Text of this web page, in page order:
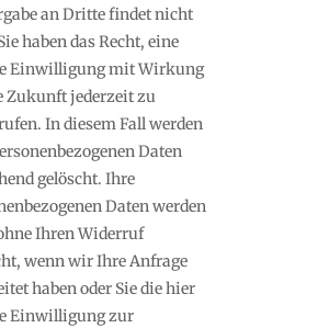
an Dritte findet nicht
haben das Recht, eine
Einwilligung mit Wirkung
Zukunft jederzeit zu
In diesem Fall werden
Daten
gelöscht. Ihre
Daten werden
Ihren Widerruf
wenn wir Ihre Anfrage
haben oder Sie die hier
Einwilligung zur